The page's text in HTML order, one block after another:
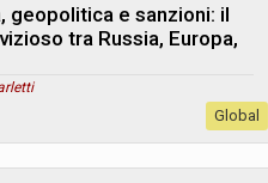
geopolitica e sanzioni: il
tra Russia, Europa,
Global